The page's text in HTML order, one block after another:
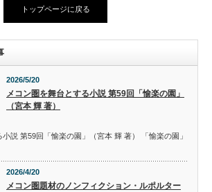
トップページに戻る
2026/5/20
メコン圏を舞台とする小説 第59回「愉楽の園」
（宮本 輝 著）
小説 第59回「愉楽の園」（宮本 輝 著） 「愉楽の園」
2026/4/20
メコン圏題材のノンフィクション・ルポルター